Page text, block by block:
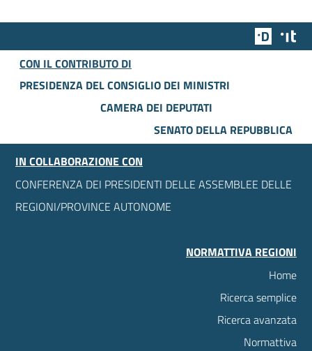
Team
CON IL CONTRIBUTO DI
PRESIDENZA DEL CONSIGLIO DEI MINISTRI
CAMERA DEI DEPUTATI
SENATO DELLA REPUBBLICA
IN COLLABORAZIONE CON
CONFERENZA DEI PRESIDENTI DELLE ASSEMBLEE DELLE
REGIONI/PROVINCE AUTONOME
NORMATTIVA REGIONI
Home
Ricerca semplice
Ricerca avanzata
Normattiva